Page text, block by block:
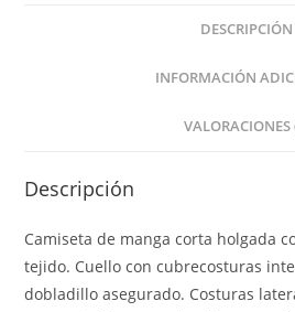
DESCRIPCIÓN
INFORMACIÓN
VALORACIONES
Descripción
Camiseta de manga corta holgada
tejido. Cuello con cubrecosturas
dobladillo asegurado. Costuras